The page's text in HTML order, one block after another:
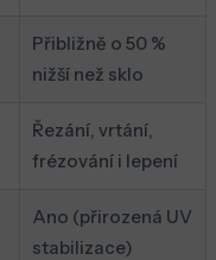
Přibližně o 50 %
nižší než sklo
Řezání, vrtání,
frézování i lepení
Ano (přirozená UV
stabilizace)